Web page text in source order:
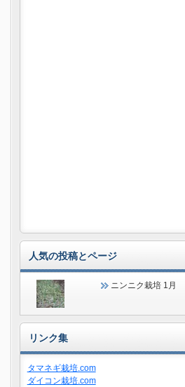
人気の投稿とページ
ニンニク栽培 1月
リンク集
タマネギ栽培.com
ダイコン栽培.com